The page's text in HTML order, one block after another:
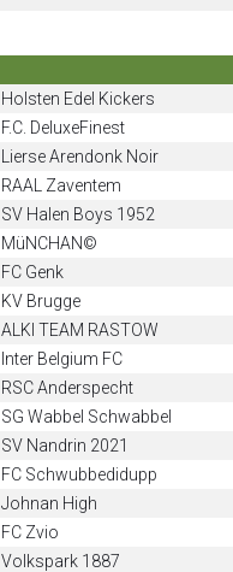
Holsten Edel Kickers
F.C. DeluxeFinest
Lierse Arendonk Noir
RAAL Zaventem
SV Halen Boys 1952
MüNCHAN©
FC Genk
KV Brugge
ALKI TEAM RASTOW
Inter Belgium FC
RSC Anderspecht
SG Wabbel Schwabbel
SV Nandrin 2021
FC Schwubbedidupp
Johnan High
FC Zvio
Volkspark 1887